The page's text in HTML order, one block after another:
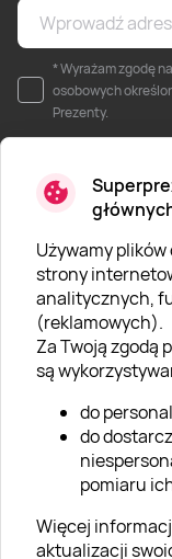
Używamy
strony
analitycznych,
(reklamowych).
Za Twoją zgodą
są
do
do
pomiaru
Więcej
aktualizacji
* Wyrażam zgodę
osobowych
Prezenty.
O SUPERPREZENTY
O nas
Aktualności
Kariera w Super
Klub Lojalnościowy
Dodaj recenzję